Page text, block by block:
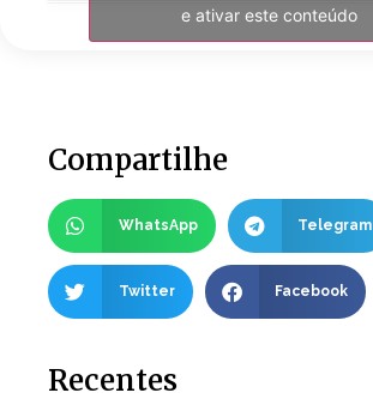
e ativar este conteúdo
Compartilhe
WhatsApp Telegram
Twitter Facebook
Recentes